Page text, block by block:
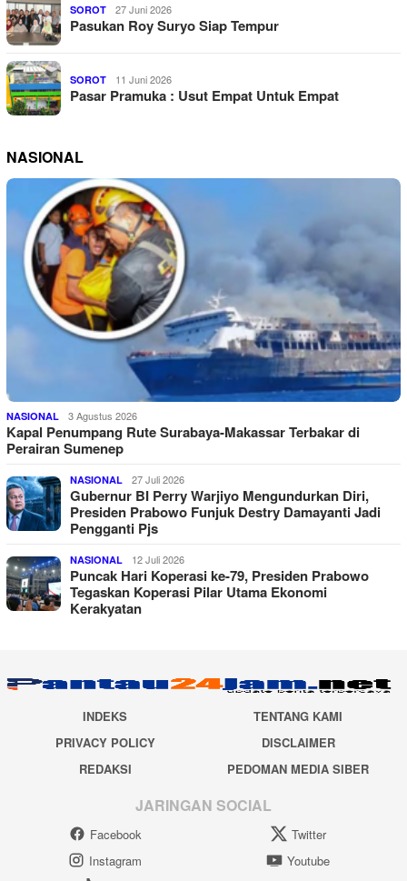
SOROT 27 Juni 2026
Pasukan Roy Suryo Siap Tempur
SOROT 11 Juni 2026
Pasar Pramuka : Usut Empat Untuk Empat
NASIONAL
NASIONAL 3 Agustus 2026
Kapal Penumpang Rute Surabaya-Makassar Terbakar di
Perairan Sumenep
NASIONAL 27 Juli 2026
Gubernur BI Perry Warjiyo Mengundurkan Diri,
Presiden Prabowo Funjuk Destry Damayanti Jadi
Pengganti Pjs
NASIONAL 12 Juli 2026
Puncak Hari Koperasi ke-79, Presiden Prabowo
Tegaskan Koperasi Pilar Utama Ekonomi
Kerakyatan
INDEKS
TENTANG KAMI
PRIVACY POLICY
DISCLAIMER
REDAKSI
PEDOMAN MEDIA SIBER
JARINGAN SOCIAL
Facebook
Twitter
Instagram
Youtube